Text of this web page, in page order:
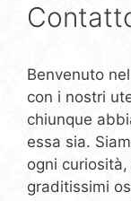
Benvenuto
con i nostri
chiunque
essa sia.
ogni
graditissimi